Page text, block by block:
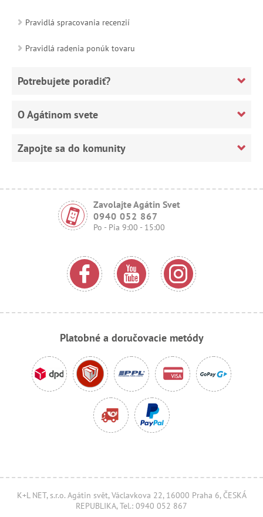
Pravidlá spracovania recenzií
Pravidlá radenia ponúk tovaru
Potrebujete poradiť?
O Agátinom svete
Zapojte sa do komunity
Zavolajte Agátin Svet
0940 052 867
Po - Pia 9:00 - 15:00
Platobné a doručovacie metódy
K+L NET, s.r.o. Agátin svět, Václavkova 22, 16000 Praha 6, ČESKÁ
REPUBLIKA, Tel.: 0940 052 867